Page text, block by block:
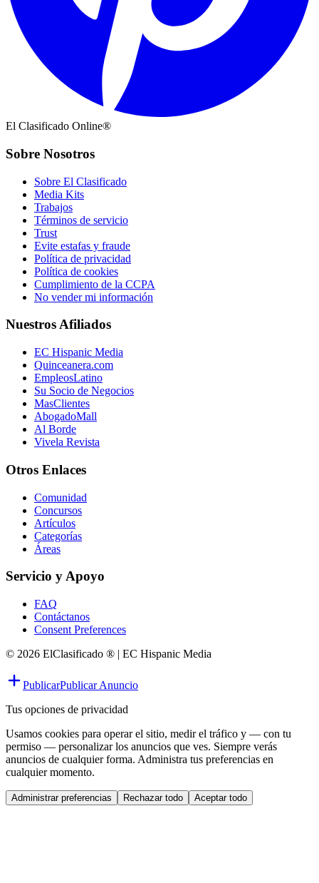
El Clasificado Online®
Sobre Nosotros
Sobre El Clasificado
Media Kits
Trabajos
Términos de servicio
Trust
Evite estafas y fraude
Política de privacidad
Política de cookies
Cumplimiento de la CCPA
No vender mi información
Nuestros Afiliados
EC Hispanic Media
Quinceanera.com
EmpleosLatino
Su Socio de Negocios
MasClientes
AbogadoMall
Al Borde
Vivela Revista
Otros Enlaces
Comunidad
Concursos
Artículos
Categorías
Áreas
Servicio y Apoyo
FAQ
Contáctanos
Consent Preferences
© 2026 ElClasificado ® | EC Hispanic Media
PublicarPublicar Anuncio
Tus opciones de privacidad
Usamos cookies para operar el sitio, medir el tráfico y — con tu
permiso — personalizar los anuncios que ves. Siempre verás
anuncios de cualquier forma. Administra tus preferencias en
cualquier momento.
Administrar preferencias Rechazar todo Aceptar todo